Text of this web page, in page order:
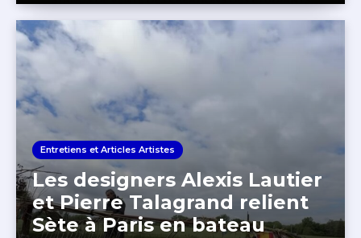
Entretiens et Articles Artistes
Les designers Alexis Lautier
et Pierre Talagrand relient
Sète à Paris en bateau